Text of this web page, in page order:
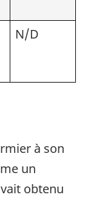
N/D
à son
un
obtenu